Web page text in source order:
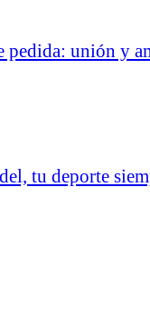
pedida: unión y
tu deporte